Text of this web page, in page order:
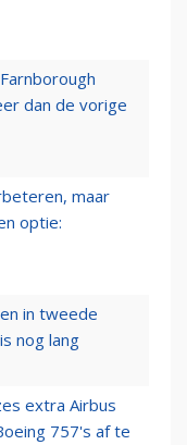
dan de vorige
maar
optie:
in tweede
nog lang
extra Airbus
757's af te